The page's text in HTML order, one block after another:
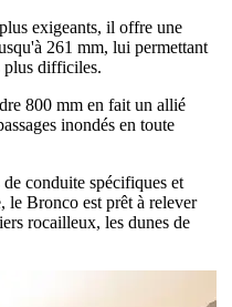
exigeants, il offre une
261 mm, lui permettant
plus difficiles.
800 mm en fait un allié
inondés en toute
conduite spécifiques et
le Bronco est prêt à relever
rocailleux, les dunes de